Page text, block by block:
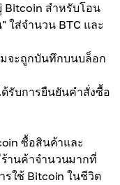
Bitcoin สำหรับโอน
ใส่จำนวน BTC และ
จะถูกบันทึกบนบล็อก
รับการยืนยันคำสั่งซื้อ
ซื้อสินค้าและ
านค้าจำนวนมากที่
รใช้ Bitcoin ในชีวิต